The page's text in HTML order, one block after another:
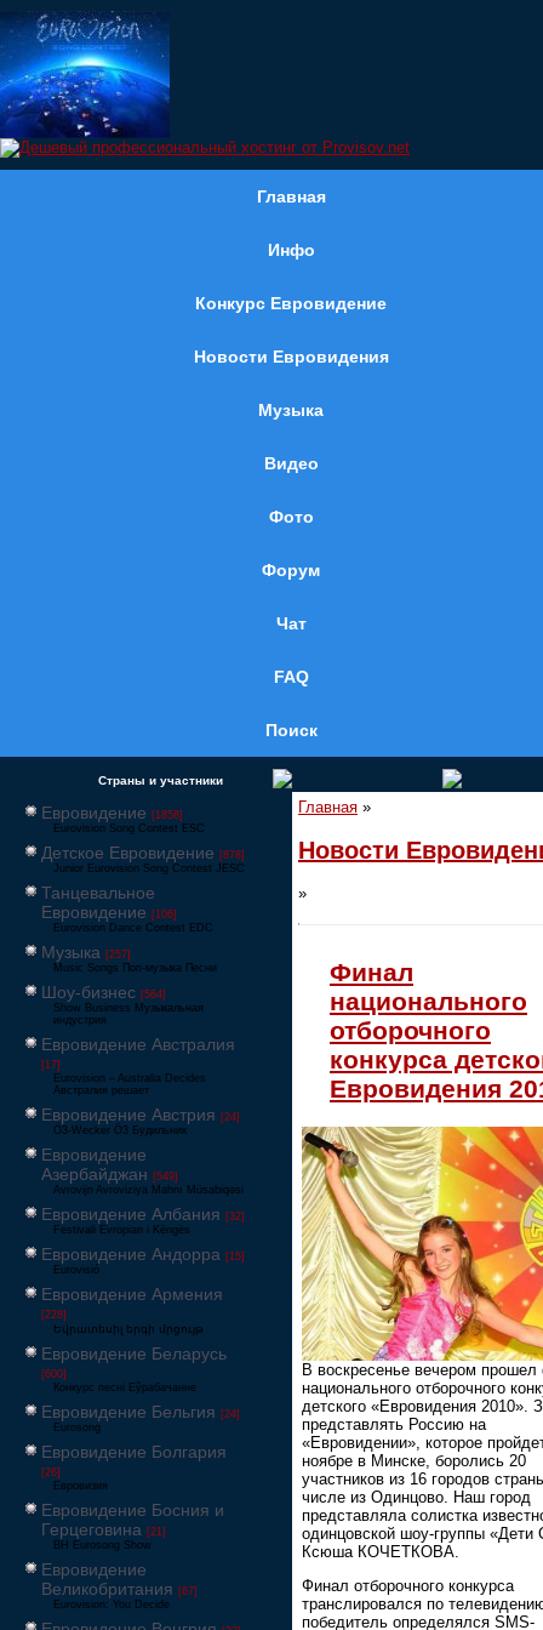
Главная
Инфо
Конкурс Евровидение
Новости Евровидения
Музыка
Видео
Фото
Форум
Чат
FAQ
Поиск
Страны и участники
Евровидение [1858]
Eurovision Song Contest ESC
Детское Евровидение [878]
Junior Eurovision Song Contest JESC
Танцевальное
Евровидение [106]
Eurovision Dance Contest EDC
Музыка [257]
Music Songs Поп-музыка Песни
Шоу-бизнес [564]
Show Business Музыкальная
индустрия
Евровидение Австралия
[17]
Eurovision – Australia Decides
Австралия решает
Евровидение Австрия [24]
Ö3-Wecker Ö3 Будильник
Евровидение
Азербайджан [549]
Avrovijn Avroviziya Mahnı Müsabiqəsi
Евровидение Албания [32]
Festivali Evropian i Këngës
Евровидение Андорра [15]
Eurovisió
Евровидение Армения
[228]
Եվրատեսիլ երգի մրցույթ
Евровидение Беларусь
[600]
Конкурс песні Еўрабачанне
Евровидение Бельгия [24]
Eurosong
Евровидение Болгария
[26]
Евровизия
Евровидение Босния и
Герцеговина [21]
BH Eurosong Show
Евровидение
Великобритания [67]
Eurovision: You Decide
Главная »
Новости
»
Финал
национального
отборочного
конкурса
Евровидения
В воскресенье вечером
национального отборочного
детского «Евровидения 2010».
представлять Россию на
«Евровидении», которое
ноябре в Минске, боролись 20
участников из 16 городов
числе из Одинцово. Наш город
представляла солистка
одинцовской шоу-группы «Дети
Ксюша КОЧЕТКОВА.
Финал отборочного конкурса
транслировался по
победитель определялся SMS-